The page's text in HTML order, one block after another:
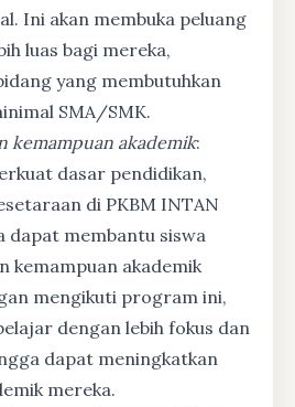
Ini akan membuka peluang
luas bagi mereka,
yang membutuhkan
SMA/SMK.
kemampuan akademik:
dasar pendidikan,
di PKBM INTAN
dapat membantu siswa
kemampuan akademik
mengikuti program ini,
dengan lebih fokus dan
dapat meningkatkan
mereka.